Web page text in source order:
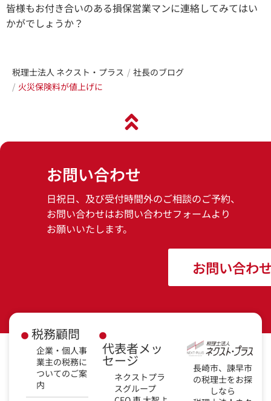
皆様もお付き合いのある損保営業マンに連絡してみてはい
かがでしょうか？
税理士法人 ネクスト・プラス
社長のブログ
火災保険料が値上げに
お問い合わせ
日祝日、及び受付時間外のご相談のご予約、
お問い合わせはお問い合わせフォームより
お願いいたします。
お問い合わ
税務顧問
企業・個人事
業主の税務に
ついてのご案
内
代表者メッ
セージ
ネクストプラ
スグループ
長崎市、諫早市
の税理士をお探
しなら